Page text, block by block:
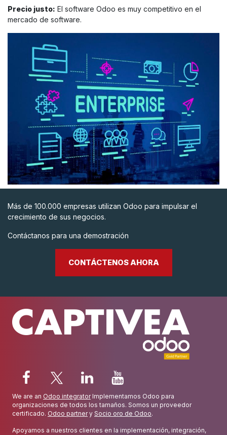
Precio justo: El software Odoo es muy competitivo en el
mercado de software.
Más de 100.000 empresas utilizan Odoo para impulsar el
crecimiento de sus negocios.
Contáctanos para una demostración
CONTÁCTENOS AHORA
We are an Odoo integratorImplementamos Odoo para
organizaciones de todos los tamaños. Somos un proveedor
certificado. Odoo partnery Socio oro de Odoo.
Apoyamos a nuestros clientes en la implementación, integración,